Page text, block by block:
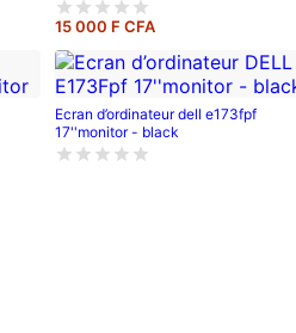
15 000 F CFA
Ecran d’ordinateur dell e173fpf
17''monitor - black